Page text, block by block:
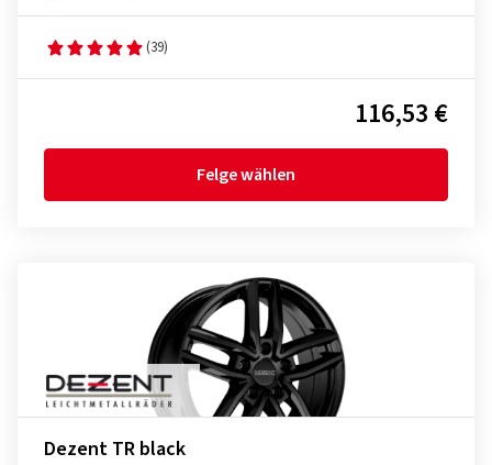
(39)
116,53 €
Felge wählen
Dezent TR black